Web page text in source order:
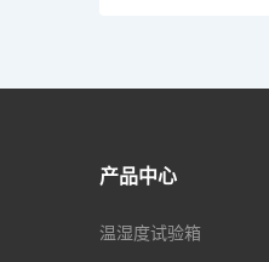
产品中心
温湿度试验箱